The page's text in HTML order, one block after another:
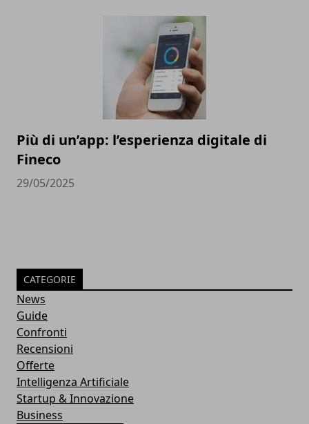
Più di un’app: l’esperienza digitale di
Fineco
29/05/2025
CATEGORIE
News
Guide
Confronti
Recensioni
Offerte
Intelligenza Artificiale
Startup & Innovazione
Business